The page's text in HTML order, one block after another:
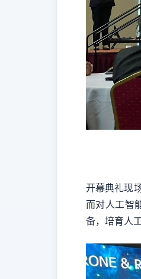
开幕典礼现
而对人工智
备，培育人